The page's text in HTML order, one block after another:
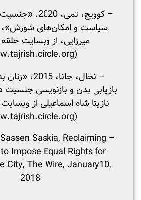
– کوویچ، تمی،
سیاست و امکان‌های شورش»،
میرزایی، از وبسایت
(www.tajrish.circle.org)
– نخال، جانا،
بازیابی بدن و بازنویسی جنسیت
نازیتا شاه اسماعیلی از
(www.tajrish.circle.org)
Sassen Saskia, Reclaiming
Impose Equal Rights for
City, The Wire, January10,
2018